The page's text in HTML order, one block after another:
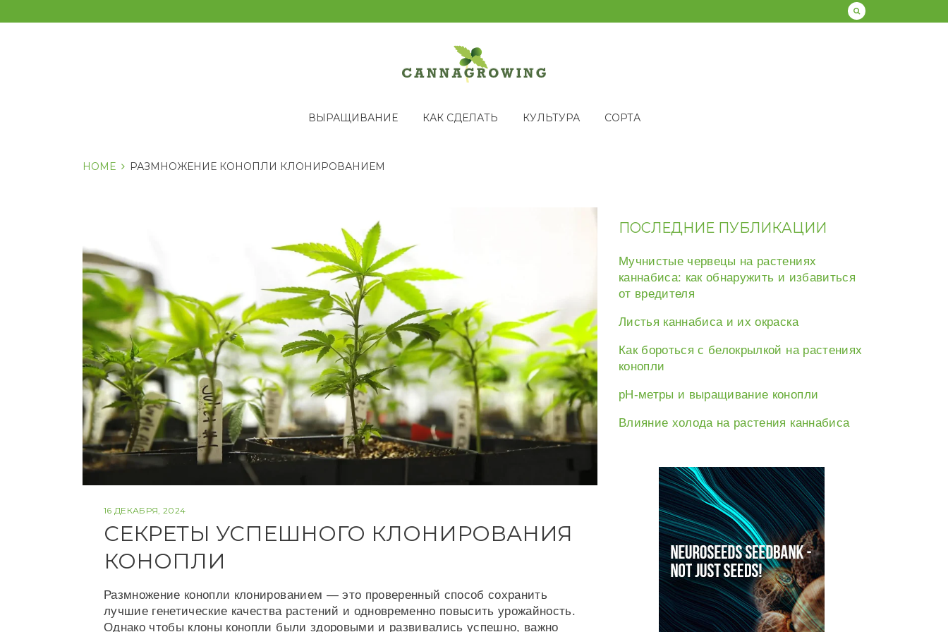
к
ВЫРАЩИВАНИЕ КАК СДЕЛАТЬ КУЛЬТУРА СОРТА
HOME РАЗМНОЖЕНИЕ КОНОПЛИ КЛОНИРОВАНИЕМ
размножение
конопли
клонированием
16 ДЕКАБРЯ, 2024
СЕКРЕТЫ УСПЕШНОГО КЛОНИРОВАНИЯ
КОНОПЛИ
Размножение конопли клонированием — это проверенный способ сохранить
лучшие генетические качества растений и одновременно повысить урожайность.
Однако чтобы клоны конопли были здоровыми и развивались успешно, важно
ПОСЛЕДНИЕ ПУБЛИКАЦИИ
Мучнистые червецы на растениях
каннабиса: как обнаружить и избавиться
от вредителя
Листья каннабиса и их окраска
Как бороться с белокрылкой на растениях
конопли
рН-метры и выращивание конопли
Влияние холода на растения каннабиса